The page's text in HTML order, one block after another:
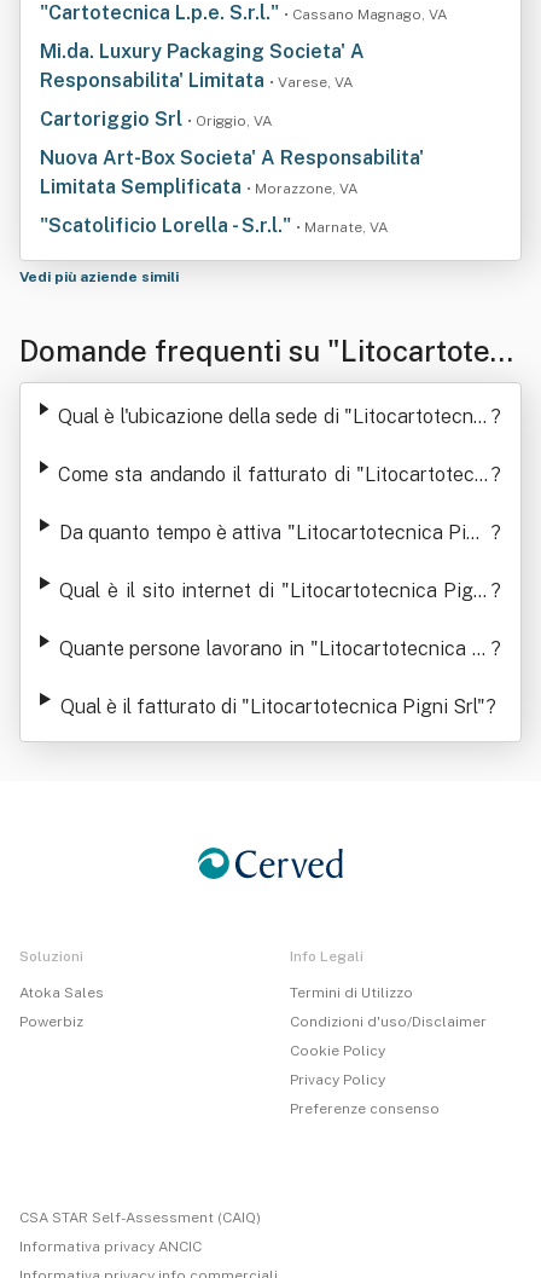
"Cartotecnica L.p.e. S.r.l." • Cassano Magnago, VA
Mi.da. Luxury Packaging Societa' A
Responsabilita' Limitata • Varese, VA
Cartoriggio Srl • Origgio, VA
Nuova Art-Box Societa' A Responsabilita'
Limitata Semplificata • Morazzone, VA
"Scatolificio Lorella - S.r.l." • Marnate, VA
Vedi più aziende simili
Domande frequenti su "Litocartotec
nica Pigni Srl"
Qual è l'ubicazione della sede di "Litocartotecnic ?
Come sta andando il fatturato di "Litocartotecni ?
Da quanto tempo è attiva "Litocartotecnica Pign ?
Qual è il sito internet di "Litocartotecnica Pigni ?
Quante persone lavorano in "Litocartotecnica Pi ?
Qual è il fatturato di "Litocartotecnica Pigni Srl"?
Soluzioni
Atoka Sales
Powerbiz
Info Legali
Termini di Utilizzo
Condizioni d'uso/Disclaimer
Cookie Policy
Privacy Policy
Preferenze consenso
CSA STAR Self-Assessment (CAIQ)
Informativa privacy ANCIC